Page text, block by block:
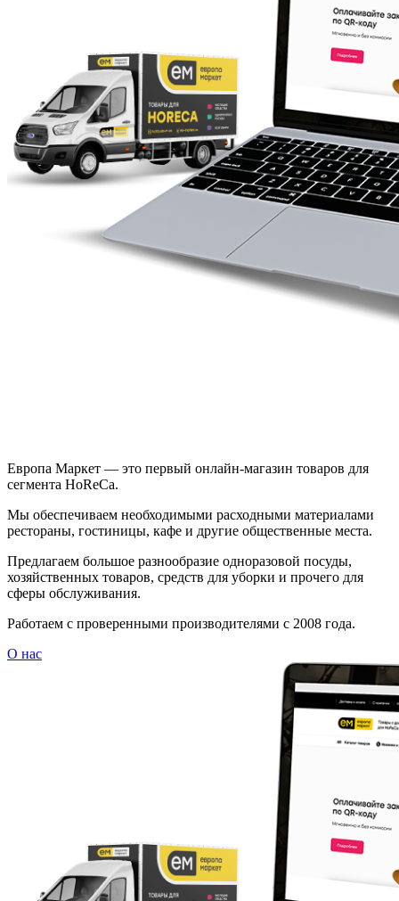
Европа Маркет — это первый онлайн-магазин товаров для
сегмента HoReCa.
Мы обеспечиваем необходимыми расходными материалами
рестораны, гостиницы, кафе и другие общественные места.
Предлагаем большое разнообразие одноразовой посуды,
хозяйственных товаров, средств для уборки и прочего для
сферы обслуживания.
Работаем с проверенными производителями с 2008 года.
О нас